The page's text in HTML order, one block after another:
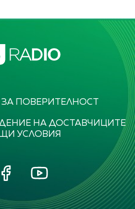
ПОВЕРИТЕЛНОСТ
НА ДОСТАВЧИЦИТЕ
УСЛОВИЯ